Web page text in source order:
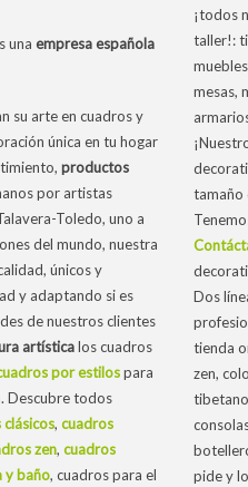
una empresa española
su arte en cuadros y
única en tu hogar
productos
por artistas
Toledo, uno a
del mundo, nuestra
únicos y
y adaptando si es
de nuestros clientes
artísticalos cuadros
por estilospara
Descubre todos
, cuadros
zen, cuadros
y baño, cuadros para el
¡todos
taller!:
mesas,
tamaño
Dos
tienda
zen,
pide y